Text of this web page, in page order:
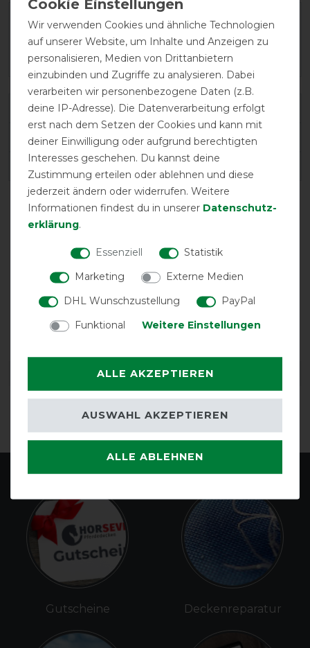
Varianten-ID:80938
SKU:DEHC12-GG00-HO
0649982645252
atmungsaktiv
DETAILS ZUR PRODUKTSICHERHEIT
Gutscheine Deckenreparatur
Wir verwenden Cookies und ähnliche Technologien
auf unserer Website, um Inhalte und Anzeigen zu
personalisieren, Medien von Drittanbietern
einzubinden und Zugriffe zu analysieren. Dabei
verarbeiten wir personenbezogene Daten (z.B.
deine IP-Adresse). Die Datenverarbeitung erfolgt
erst nach dem Setzen der Cookies und kann mit
deiner Einwilligung oder aufgrund berechtigten
Interesses geschehen. Du kannst deine
Zustimmung erteilen oder ablehnen und diese
jederzeit ändern oder widerrufen. Weitere
Informationen findest du in unserer Daten­schutz­
erklärung.
Essenziell
Statistik
Marketing
Externe Medien
DHL Wunschzustellung
PayPal
Funktional
Weitere Einstellungen
ALLE AKZEPTIEREN
ALLE ABLEHNEN
AUSWAHL AKZEPTIEREN